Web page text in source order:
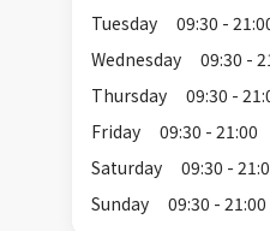
Tuesday
09:30 -
Wednesday
09:30 -
Thursday
09:30 -
Friday
09:30 - 21:00
Saturday
09:30 -
Sunday
09:30 - 21:00